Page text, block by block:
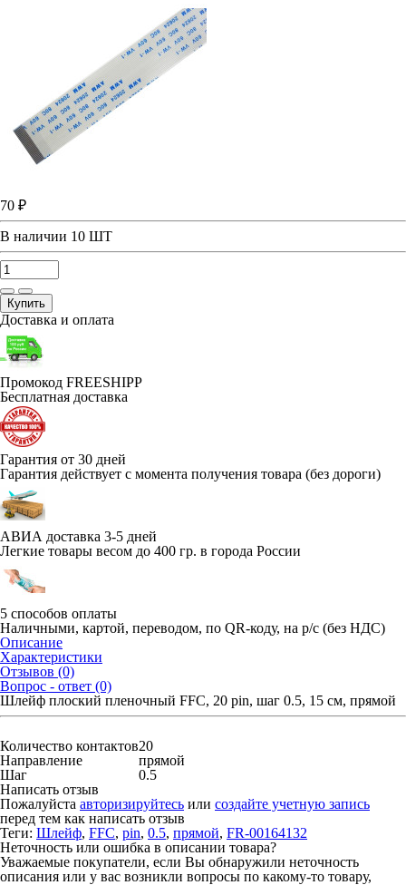
70 ₽
В наличии 10 ШТ
Купить
Доставка и оплата
Промокод FREESHIPP
Бесплатная доставка
Гарантия от 30 дней
Гарантия действует с момента получения товара (без дороги)
АВИА доставка 3-5 дней
Легкие товары весом до 400 гр. в города России
5 способов оплаты
Наличными, картой, переводом, по QR-коду, на р/с (без НДС)
Описание
Характеристики
Отзывов (0)
Вопрос - ответ (0)
Шлейф плоский пленочный FFC, 20 pin, шаг 0.5, 15 см, прямой
Количество контактов20
Направление
прямой
Шаг
0.5
Написать отзыв
Пожалуйста авторизируйтесь или создайте учетную запись
перед тем как написать отзыв
Теги: Шлейф, FFC, pin, 0.5, прямой, FR-00164132
Неточность или ошибка в описании товара?
Уважаемые покупатели, если Вы обнаружили неточность
описания или у вас возникли вопросы по какому-то товару,